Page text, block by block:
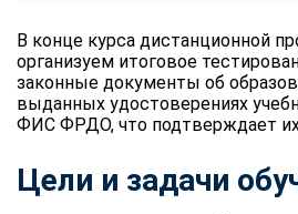
В конце курса дистанционной
организуем итоговое
законные документы об
выданных удостоверениях
ФИС ФРДО, что подтверждает
Цели и задачи